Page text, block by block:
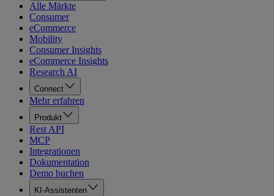
Alle Märkte
Consumer
eCommerce
Mobility
Consumer Insights
eCommerce Insights
Research AI
Connect
Mehr erfahren
Produkt
Rest API
MCP
Integrationen
Dokumentation
Demo buchen
KI-Assistenten